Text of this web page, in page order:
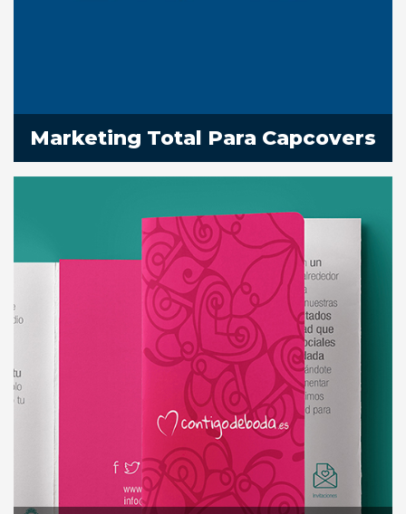
Marketing Total Para Capcovers